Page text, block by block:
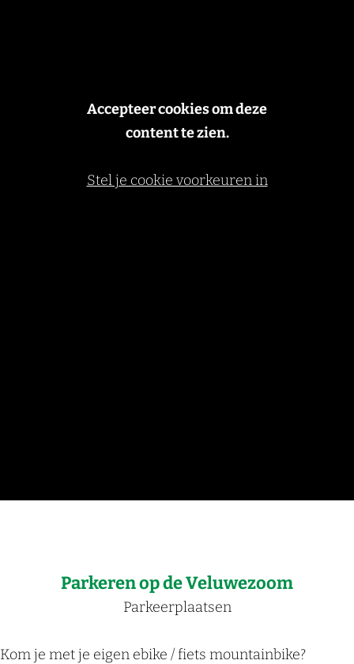
Accepteer cookies om deze
content te zien.
Stel je cookie voorkeuren in
Parkeren op de Veluwezoom
Parkeerplaatsen
Kom je met je eigen ebike / fiets mountainbike?